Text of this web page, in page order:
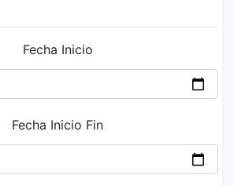
Fecha Inicio
Fecha Inicio Fin